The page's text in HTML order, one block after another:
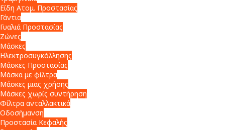
Είδη Ατομ. Προστασίας
Γάντια
Γυαλιά Προστασίας
Ζώνες
Μάσκες
Ηλεκτροσυγκόλλησης
Μάσκες Προστασίας
Μάσκα με φίλτρα
Μάσκες μιας χρήσης
Μάσκες χωρίς συντήρηση
Φίλτρα ανταλλακτικά
Οδοσήμανση
Προστασία Κεφαλής